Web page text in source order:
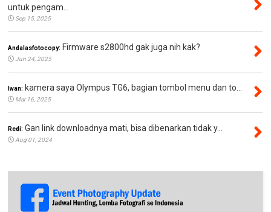
untuk pengam...
Sep 15, 2025
Andalasfotocopy: Firmware s2800hd gak juga nih kak?
Jun 24, 2025
Iwan: kamera saya Olympus TG6, bagian tombol menu dan to...
Mar 16, 2025
Redi: Gan link downloadnya mati, bisa dibenarkan tidak y...
Aug 01, 2024